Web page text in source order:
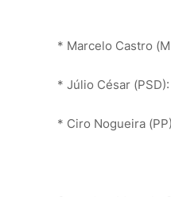
* Marcelo Castro
* Júlio César
* Ciro Nogueira